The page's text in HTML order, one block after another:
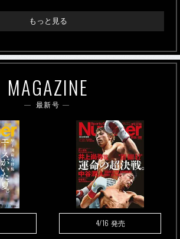
もっと見る
MAGAZINE
最新号
4/16 発売